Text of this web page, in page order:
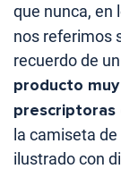
que nunca, en
nos referimos
recuerdo de
producto
prescriptoras
la camiseta
ilustrado con